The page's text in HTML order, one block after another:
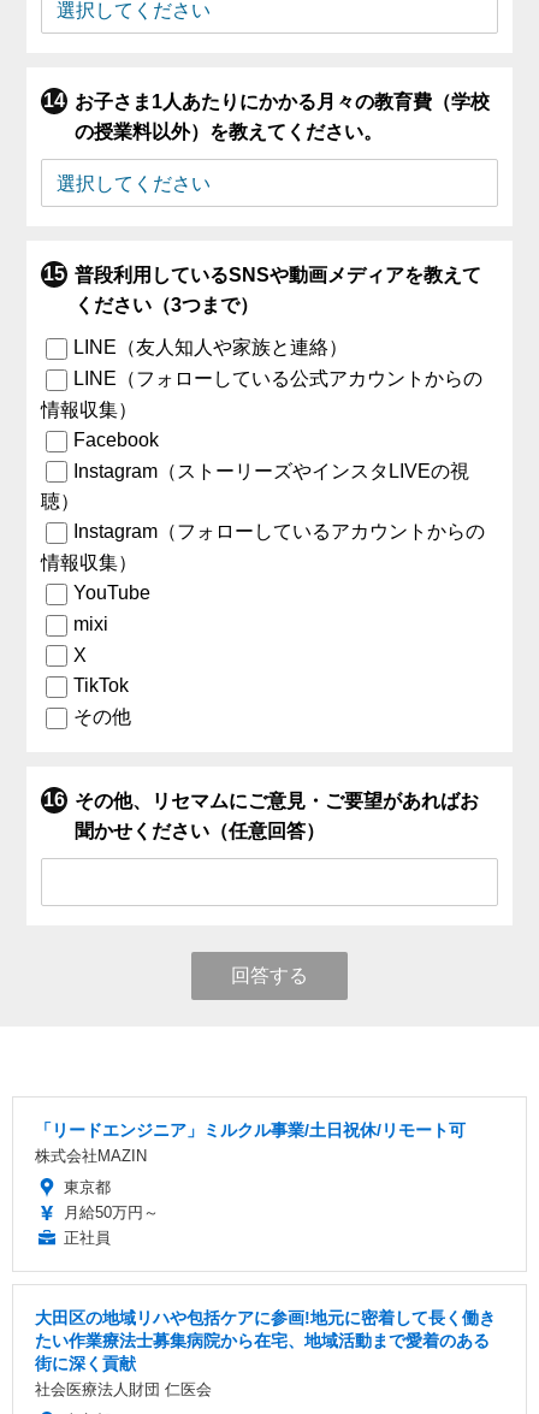
お子さま1人あたりにかかる月々の教育費（学校
の授業料以外）を教えてください。
普段利用しているSNSや動画メディアを教えて
ください（3つまで）
LINE（友人知人や家族と連絡）
LINE（フォローしている公式アカウントからの
情報収集）
Facebook
Instagram（ストーリーズやインスタLIVEの視
聴）
Instagram（フォローしているアカウントからの
情報収集）
YouTube
mixi
X
TikTok
その他
その他、リセマムにご意見・ご要望があればお
聞かせください（任意回答）
回答する
「リードエンジニア」ミルクル事業/土日祝休/リモート可
株式会社MAZIN
東京都
月給50万円～
正社員
大田区の地域リハや包括ケアに参画!地元に密着して長く働き
たい作業療法士募集病院から在宅、地域活動まで愛着のある
街に深く貢献
社会医療法人財団 仁医会